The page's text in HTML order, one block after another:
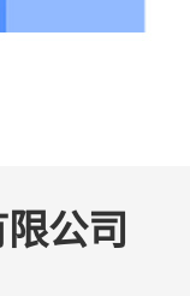
公司